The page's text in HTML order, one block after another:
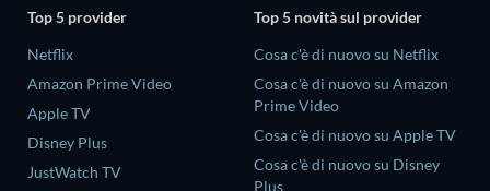
Top 5 provider
Netflix
Amazon Prime Video
Apple TV
Disney Plus
JustWatch TV
Top 5 novità sul provider
Cosa c'è di nuovo su Netflix
Cosa c'è di nuovo su Amazon
Prime Video
Cosa c'è di nuovo su Apple TV
Cosa c'è di nuovo su Disney
Plus